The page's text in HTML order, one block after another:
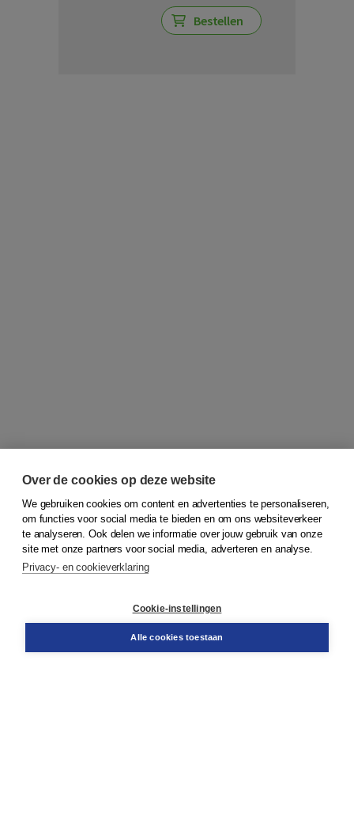
Bestellen
© 2026Koninklijke Boom uitgevers
Bestellen
Over de cookies op deze website
We gebruiken cookies om content en advertenties te personaliseren,
om functies voor social media te bieden en om ons websiteverkeer
te analyseren. Ook delen we informatie over jouw gebruik van onze
site met onze partners voor social media, adverteren en analyse.
Privacy- en cookieverklaring
Cookie-instellingen
Alle cookies toestaan